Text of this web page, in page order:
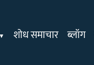
शोध समाचार ब्लॉग